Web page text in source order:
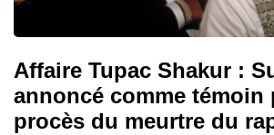
Affaire Tupac Shakur :
annoncé comme témoin
procès du meurtre du